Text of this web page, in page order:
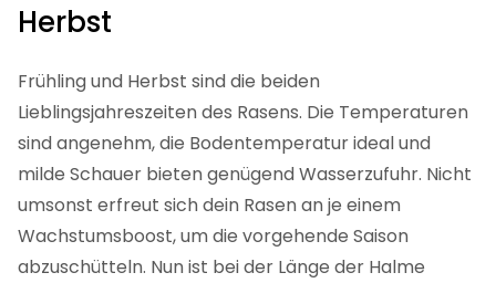
Herbst
Frühling und Herbst sind die beiden
Lieblingsjahreszeiten des Rasens. Die Temperaturen
sind angenehm, die Bodentemperatur ideal und
milde Schauer bieten genügend Wasserzufuhr. Nicht
umsonst erfreut sich dein Rasen an je einem
Wachstumsboost, um die vorgehende Saison
abzuschütteln. Nun ist bei der Länge der Halme